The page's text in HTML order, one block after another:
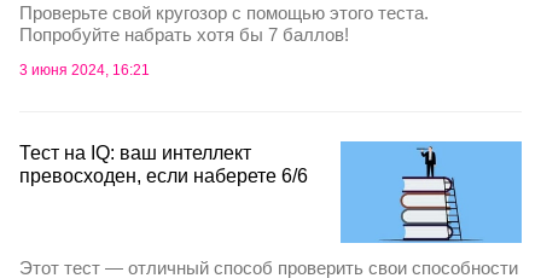
Проверьте свой кругозор с помощью этого теста.
Попробуйте набрать хотя бы 7 баллов!
3 июня 2024, 16:21
Тест на IQ: ваш интеллект
превосходен, если наберете 6/6
Этот тест — отличный способ проверить свои способности